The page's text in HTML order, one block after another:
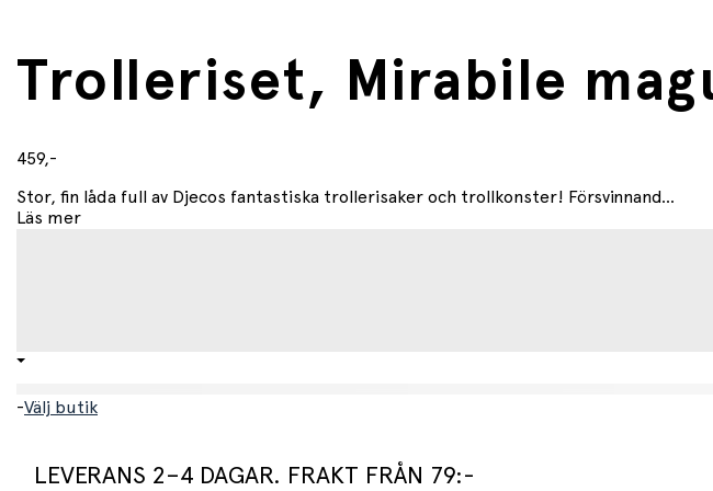
Trolleriset, Mirabile
459,-
Stor, fin låda full av Djecos fantastiska trollerisaker och trollkonster! Försvinnand...
Läs mer
-Välj butik
LEVERANS 2–4 DAGAR. FRAKT FRÅN 79:-